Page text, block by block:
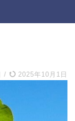
/ 2025年10月1日